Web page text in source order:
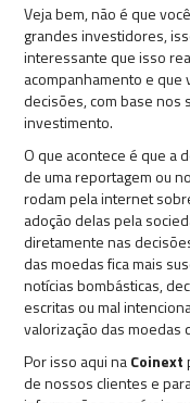
Veja bem, não é que
grandes investidores,
interessante que isso
acompanhamento e que
decisões, com base nos
investimento.
O que acontece é que a
de uma reportagem ou
rodam pela internet
adoção delas pela
diretamente nas
das moedas fica mais
notícias bombásticas,
escritas ou mal
valorização das moedas
Por isso aqui naCoinext
de nossos clientes e